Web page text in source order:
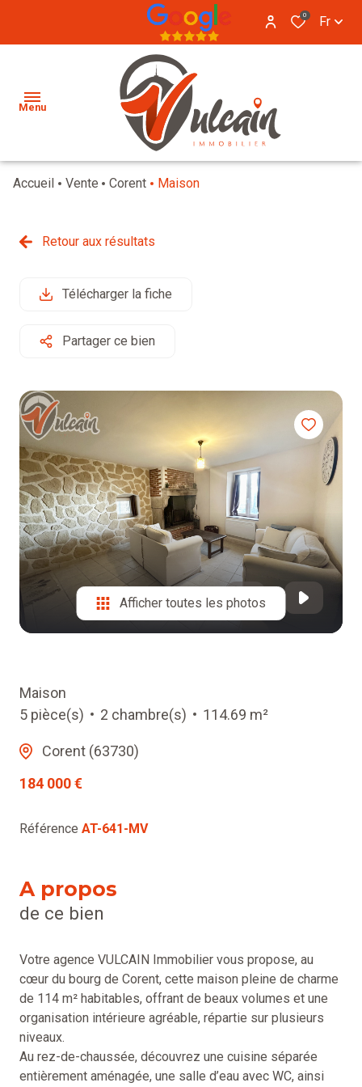
0 Fr
Menu
LOCATION
LOCATION
PRO
ALERTE
E-MAIL
RECRUTEMENT
Accueil Vente Corent Maison
Retour aux résultats
Télécharger la fiche
Partager ce bien
Afficher toutes les photos
Maison
5 pièce(s)
2 chambre(s) 114.69 m²
Corent (63730)
184 000 €
Référence AT-641-MV
A propos
de ce bien
Votre agence VULCAIN Immobilier vous propose, au
cœur du bourg de Corent, cette maison pleine de charme
de 114 m² habitables, offrant de beaux volumes et une
organisation intérieure agréable, répartie sur plusieurs
niveaux.
Au rez-de-chaussée, découvrez une cuisine séparée
entièrement aménagée, une salle d’eau avec WC, ainsi